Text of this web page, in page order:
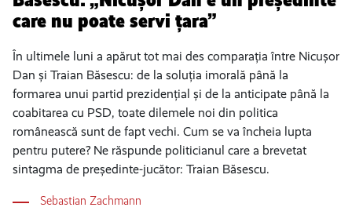
care nu poate servi țara”
În ultimele luni a apărut tot mai des comparația între Nicușor
Dan și Traian Băsescu: de la soluția imorală până la
formarea unui partid prezidențial și de la anticipate până la
coabitarea cu PSD, toate dilemele noi din politica
românească sunt de fapt vechi. Cum se va încheia lupta
pentru putere? Ne răspunde politicianul care a brevetat
sintagma de președinte-jucător: Traian Băsescu.
Sebastian Zachmann